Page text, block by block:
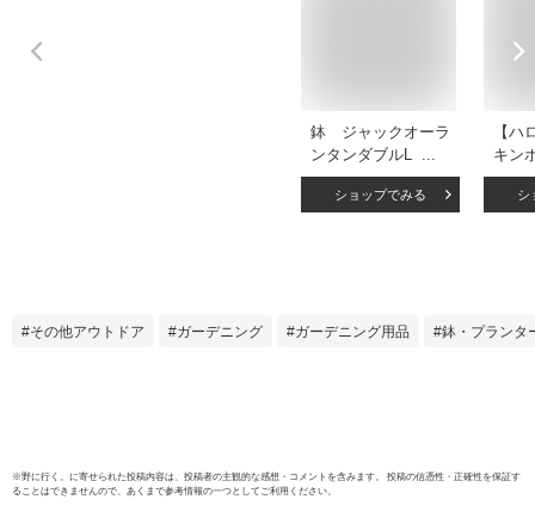
鉢 ジャックオーラ
ンタンダブルL グ
リーン×ライトブラ
ウン ハロウィン
ショップでみる
【ハ
キン
／6
無料
多肉
シ
その他アウトドア ガーデニング ガーデニング用品 鉢・プランタ
※野に行く。 に寄せられた投稿内容は、投稿者の主観的な感想・コメントを含みます。 投稿の信憑性・正確性を保証す
ることはできませんので、あくまで参考情報の一つとしてご利用ください。